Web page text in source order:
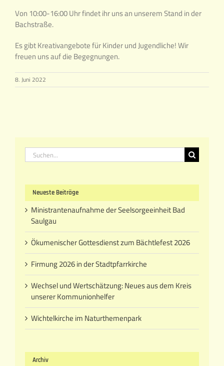
Von 10:00-16:00 Uhr findet ihr uns an unserem Stand in der
Bachstraße.
Es gibt Kreativangebote für Kinder und Jugendliche! Wir
freuen uns auf die Begegnungen.
8. Juni 2022
Suche
nach:
Neueste Beiträge
Ministrantenaufnahme der Seelsorgeeinheit Bad
Saulgau
Ökumenischer Gottesdienst zum Bächtlefest 2026
Firmung 2026 in der Stadtpfarrkirche
Wechsel und Wertschätzung: Neues aus dem Kreis
unserer Kommunionhelfer
Wichtelkirche im Naturthemenpark
Archiv